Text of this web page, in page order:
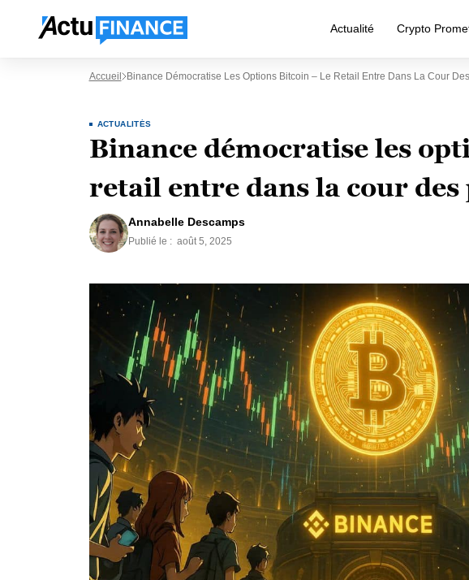
Actualité Crypto
Accueil Binance Démocratise Les Options Bitcoin – Le Retail Entre Dans La Cour
ACTUALITÉS
Binance démocratise les
retail entre dans la cour des
Annabelle Descamps
Publié le : août 5, 2025